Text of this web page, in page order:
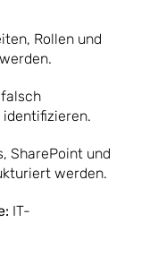
Rollen und
SharePoint und
werden.
IT-